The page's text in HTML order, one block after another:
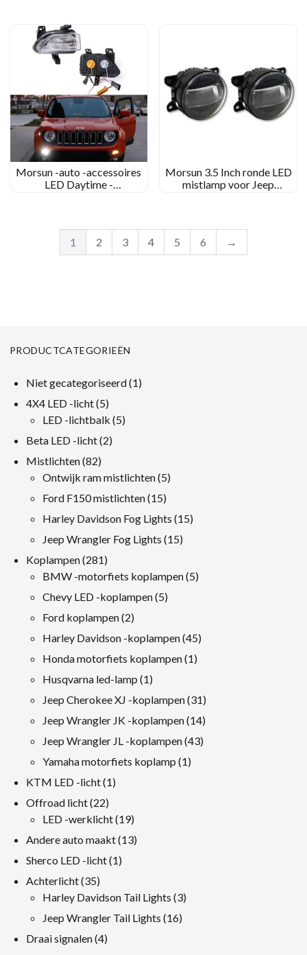
Morsun -auto -accessoires
LED Daytime -
Morsun 3.5 Inch ronde LED
mistlamp voor Jeep
1 2 3 4 5 6 →
PRODUCTCATEGORIEËN
Niet gecategoriseerd 11
4X4 LED -licht 55
producten
LED -lichtbalk 55
Beta LED -licht 22
Mistlichten 8282
producten
Ontwijk ram mistlichten 55
Ford F150 mistlichten 1515
producten
Harley Davidson Fog Lights 1515
Jeep Wrangler Fog Lights 1515
Koplampen 281281
producten
BMW -motorfiets koplampen 55
Chevy LED -koplampen 55
Ford koplampen 22
producten
Harley Davidson -koplampen 4545
Honda motorfiets koplampen 11
Husqvarna led-lamp 11
product
Jeep Cherokee XJ -koplampen 3131
producten
Jeep Wrangler JK -koplampen 1414
producten
Jeep Wrangler JL -koplampen 4343
Yamaha motorfiets koplamp 11
KTM LED -licht 11
Offroad licht 2222
producten
LED -werklicht 1919
producten
Andere auto maakt 1313
Sherco LED -licht 11
Achterlicht 3535
producten
Harley Davidson Tail Lights 33
Jeep Wrangler Tail Lights 1616
Draai signalen 44